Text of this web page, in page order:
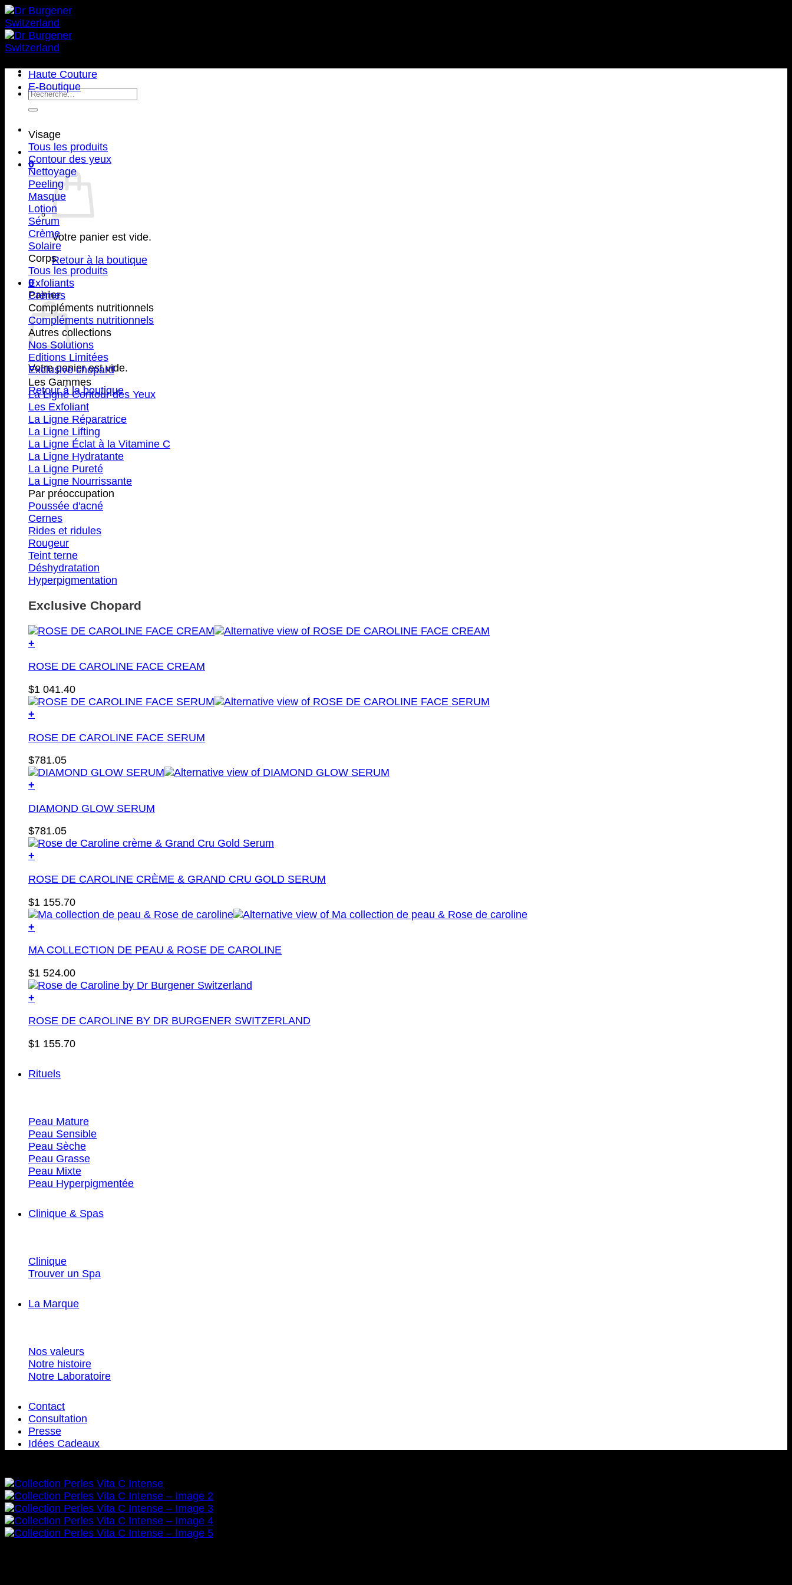
Passer
au
contenu
Recherche
pour :
0
Votre panier est vide.
Retour à la boutique
0
Panier
Votre panier est vide.
Retour à la boutique
Haute Couture
E-Boutique
Visage
Tous les produits
Contour des yeux
Nettoyage
Peeling
Masque
Lotion
Sérum
Crème
Solaire
Corps
Tous les produits
Exfoliants
Crèmes
Compléments nutritionnels
Compléments nutritionnels
Autres collections
Nos Solutions
Editions Limitées
Exclusive chopard
Les Gammes
La Ligne Contour des Yeux
Les Exfoliant
La Ligne Réparatrice
La Ligne Lifting
La Ligne Éclat à la Vitamine C
La Ligne Hydratante
La Ligne Pureté
La Ligne Nourrissante
Par préoccupation
Poussée d'acné
Cernes
Rides et ridules
Rougeur
Teint terne
Déshydratation
Hyperpigmentation
Exclusive Chopard
+
ROSE DE CAROLINE FACE CREAM
$1 041.40
+
ROSE DE CAROLINE FACE SERUM
$781.05
+
DIAMOND GLOW SERUM
$781.05
+
ROSE DE CAROLINE CRÈME & GRAND CRU GOLD SERUM
$1 155.70
+
MA COLLECTION DE PEAU & ROSE DE CAROLINE
$1 524.00
+
ROSE DE CAROLINE BY DR BURGENER SWITZERLAND
$1 155.70
Rituels
Peau Mature
Peau Sensible
Peau Sèche
Peau Grasse
Peau Mixte
Peau Hyperpigmentée
Clinique & Spas
Clinique
Trouver un Spa
La Marque
Nos valeurs
Notre histoire
Notre Laboratoire
Contact
Consultation
Presse
Idées Cadeaux